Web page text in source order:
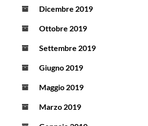
Dicembre 2019
Ottobre 2019
Settembre 2019
Giugno 2019
Maggio 2019
Marzo 2019